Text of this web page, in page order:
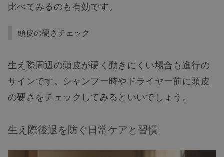
比べてみるのも有効です。
頭皮の硬さチェック
生え際周辺の頭皮が硬く動きにくい場合も進行の
サインです。シャンプー時やドライヤー前に頭皮
の硬さをチェックしてみるといいでしょう。
生え際後退を防ぐ日常ケアと習慣